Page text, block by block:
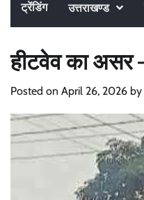
ट्रेंडिंग उत्तराखण्ड
हीटवेव का असर
Posted on April 26, 2026 by